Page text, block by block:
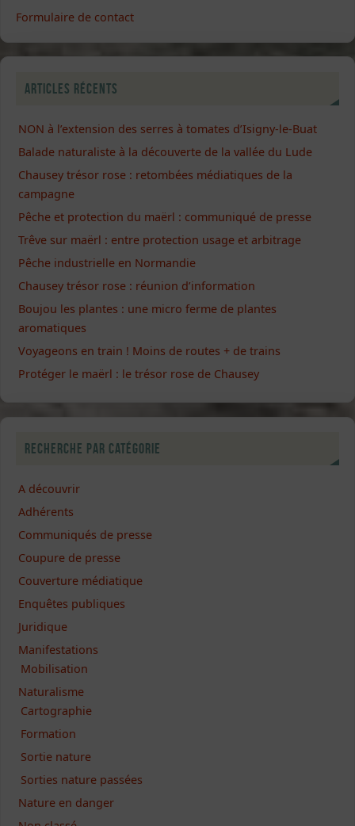
Formulaire de contact
Articles récents
NON à l’extension des serres à tomates d’Isigny-le-Buat
Balade naturaliste à la découverte de la vallée du Lude
Chausey trésor rose : retombées médiatiques de la
campagne
Pêche et protection du maërl : communiqué de presse
Trêve sur maërl : entre protection usage et arbitrage
Pêche industrielle en Normandie
Chausey trésor rose : réunion d’information
Boujou les plantes : une micro ferme de plantes
aromatiques
Voyageons en train ! Moins de routes + de trains
Protéger le maërl : le trésor rose de Chausey
Recherche par catégorie
A découvrir
Adhérents
Communiqués de presse
Coupure de presse
Couverture médiatique
Enquêtes publiques
Juridique
Manifestations
Mobilisation
Naturalisme
Cartographie
Formation
Sortie nature
Sorties nature passées
Nature en danger